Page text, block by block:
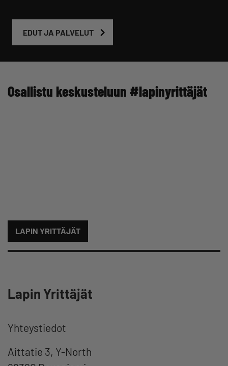
EDUT JA PALVELUT
Osallistu keskusteluun #lapinyrittäjät
LAPIN YRITTÄJÄT
Lapin Yrittäjät
Yhteystiedot
Aittatie 3, Y-North